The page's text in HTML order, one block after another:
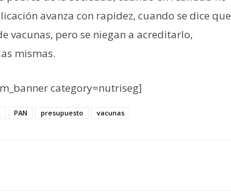
avanza con rapidez, cuando se dice que
vacunas, pero se niegan a acreditarlo,
mismas.
category=nutriseg]
PAN presupuesto vacunas